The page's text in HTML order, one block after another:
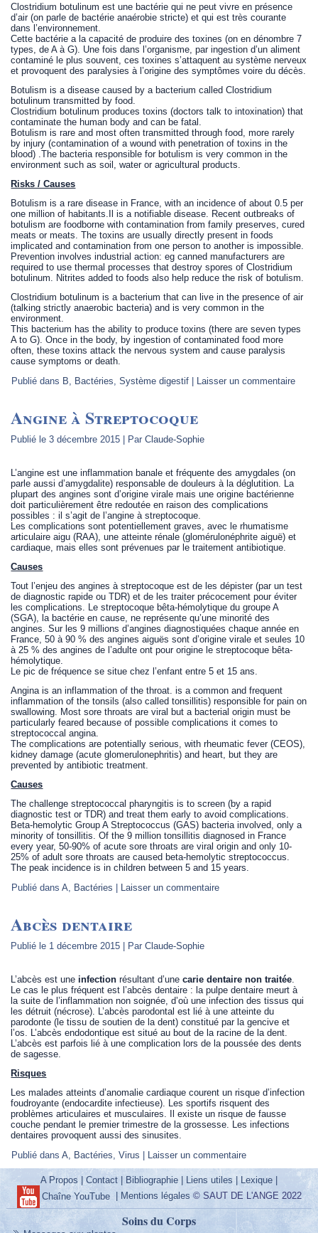
Clostridium botulinum est une bactérie qui ne peut vivre en présence
d’air (on parle de bactérie anaérobie stricte) et qui est très courante
dans l’environnement.
Cette bactérie a la capacité de produire des toxines (on en dénombre 7
types, de A à G). Une fois dans l’organisme, par ingestion d’un aliment
contaminé le plus souvent, ces toxines s’attaquent au système nerveux
et provoquent des paralysies à l’origine des symptômes voire du décès.
Botulism is a disease caused by a bacterium called Clostridium
botulinum transmitted by food.
Clostridium botulinum produces toxins (doctors talk to intoxination) that
contaminate the human body and can be fatal.
Botulism is rare and most often transmitted through food, more rarely
by injury (contamination of a wound with penetration of toxins in the
blood) .The bacteria responsible for botulism is very common in the
environment such as soil, water or agricultural products.
Risks / Causes
Botulism is a rare disease in France, with an incidence of about 0.5 per
one million of habitants.Il is a notifiable disease. Recent outbreaks of
botulism are foodborne with contamination from family preserves, cured
meats or meats. The toxins are usually directly present in foods
implicated and contamination from one person to another is impossible.
Prevention involves industrial action: eg canned manufacturers are
required to use thermal processes that destroy spores of Clostridium
botulinum. Nitrites added to foods also help reduce the risk of botulism.
Clostridium botulinum is a bacterium that can live in the presence of air
(talking strictly anaerobic bacteria) and is very common in the
environment.
This bacterium has the ability to produce toxins (there are seven types
A to G). Once in the body, by ingestion of contaminated food more
often, these toxins attack the nervous system and cause paralysis
cause symptoms or death.
Publié dans B Bactéries ,Système digestif | Laisser un commentaire
Angine à Streptocoque
Publié le 3 décembre 2015 | Par Claude-Sophie
L’angine est une inflammation banale et fréquente des amygdales (on
parle aussi d’amygdalite) responsable de douleurs à la déglutition. La
plupart des angines sont d’origine virale mais une origine bactérienne
doit particulièrement être redoutée en raison des complications
possibles : il s’agit de l’angine à streptocoque.
Les complications sont potentiellement graves, avec le rhumatisme
articulaire aigu (RAA), une atteinte rénale (glomérulonéphrite aiguë) et
cardiaque, mais elles sont prévenues par le traitement antibiotique.
Causes
Tout l’enjeu des angines à streptocoque est de les dépister (par un test
de diagnostic rapide ou TDR) et de les traiter précocement pour éviter
les complications. Le streptocoque bêta-hémolytique du groupe A
(SGA), la bactérie en cause, ne représente qu’une minorité des
angines. Sur les 9 millions d’angines diagnostiquées chaque année en
France, 50 à 90 % des angines aiguës sont d’origine virale et seules 10
à 25 % des angines de l’adulte ont pour origine le streptocoque bêta-
hémolytique.
Le pic de fréquence se situe chez l’enfant entre 5 et 15 ans.
Angina is an inflammation of the throat. is a common and frequent
inflammation of the tonsils (also called tonsillitis) responsible for pain on
swallowing. Most sore throats are viral but a bacterial origin must be
particularly feared because of possible complications it comes to
streptococcal angina.
The complications are potentially serious, with rheumatic fever (CEOS),
kidney damage (acute glomerulonephritis) and heart, but they are
prevented by antibiotic treatment.
Causes
The challenge streptococcal pharyngitis is to screen (by a rapid
diagnostic test or TDR) and treat them early to avoid complications.
Beta-hemolytic Group A Streptococcus (GAS) bacteria involved, only a
minority of tonsillitis. Of the 9 million tonsillitis diagnosed in France
every year, 50-90% of acute sore throats are viral origin and only 10-
25% of adult sore throats are caused beta-hemolytic streptococcus.
The peak incidence is in children between 5 and 15 years.
Publié dans A Bactéries | Laisser un commentaire
Abcès dentaire
Publié le 1 décembre 2015 | Par Claude-Sophie
L’abcès est une infection résultant d’unecarie dentaire non traitée
Le cas le plus fréquent est l’abcès dentaire : la pulpe dentaire meurt à
la suite de l’inflammation non soignée, d’où une infection des tissus qui
les détruit (nécrose). L’abcès parodontal est lié à une atteinte du
parodonte (le tissu de soutien de la dent) constitué par la gencive et
l’os. L’abcès endodontique est situé au bout de la racine de la dent.
L’abcès est parfois lié à une complication lors de la poussée des dents
de sagesse.
Risques
Les malades atteints d’anomalie cardiaque courent un risque d’infection
foudroyante (endocardite infectieuse). Les sportifs risquent des
problèmes articulaires et musculaires. Il existe un risque de fausse
couche pendant le premier trimestre de la grossesse. Les infections
dentaires provoquent aussi des sinusites.
Publié dans A Bactéries ,Virus | Laisser un commentaire
A Propos |Contact | Bibliographie | Liens utiles| Lexique |
Chaîne YouTube| Mentions légales © SAUT DE L'ANGE 2022
Soins du Corps